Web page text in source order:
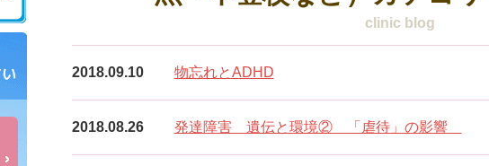
clinic blog
2018.09.10 物忘れとADHD
2018.08.26 発達障害 遺伝と環境② 「虐待」の影響